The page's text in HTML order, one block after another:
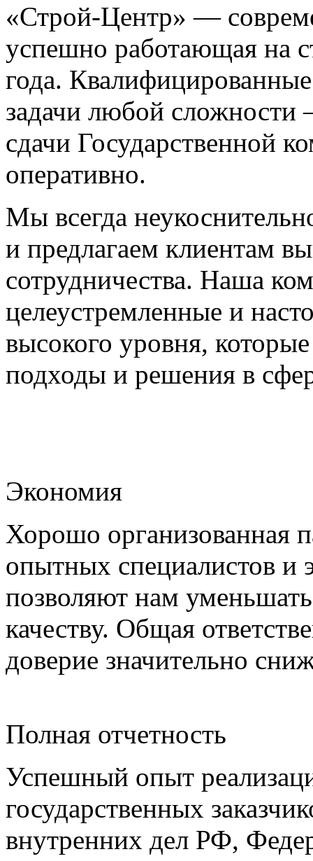
«Строй-Центр» —
успешно работающая на
года.
задачи любой сложности
сдачи Государственной
оперативно.
Мы всегда
и предлагаем клиентам
сотрудничества. Наша
целеустремленные и
высокого уровня,
подходы и решения в
Экономия
Хорошо организованная
опытных специалистов и
позволяют нам
качеству. Общая
доверие значительно
Полная отчетность
Успешный опыт
государственных
внутренних дел РФ,